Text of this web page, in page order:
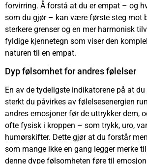
forvirring. Å forstå at du er empat – og
som du gjør – kan være første steg mot
sterkere grenser og en mer harmonisk
fyldige kjennetegn som viser den
naturen til en empat.
Dyp følsomhet for andres følelser
En av de tydeligste indikatorene på at
sterkt du påvirkes av følelsesenergien
andres emosjoner før de uttrykker dem,
ofte fysisk i kroppen – som trykk, uro,
humørskifter. Dette gjør at du forstår
som mange ikke en gang legger merke
denne dype følsomheten føre til